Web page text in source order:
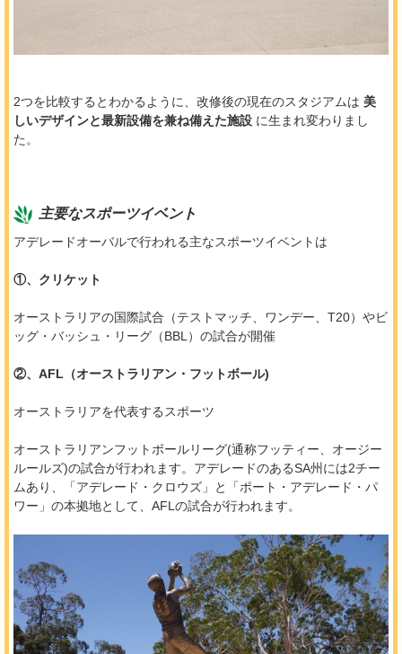
2つを比較するとわかるように、改修後の現在のスタジアムは美
しいデザインと最新設備を兼ね備えた施設 に生まれ変わりまし
た。
主要なスポーツイベント
アデレードオーバルで行われる主なスポーツイベントは
①、クリケット
オーストラリアの国際試合（テストマッチ、ワンデー、T20）やビ
ッグ・バッシュ・リーグ（BBL）の試合が開催
②、AFL（オーストラリアン・フットボール)
オーストラリアを代表するスポーツ
オーストラリアンフットボールリーグ(通称フッティー、オージー
ルールズ)の試合が行われます。アデレードのあるSA州には2チー
ムあり、「アデレード・クロウズ」と「ポート・アデレード・パ
ワー」の本拠地として、AFLの試合が行われます。